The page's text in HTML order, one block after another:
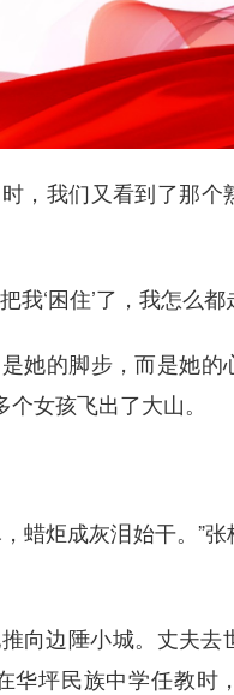
，我们又看到了那
‘困住’了，我怎么都
她的脚步，而是她
女孩飞出了大山。
蜡炬成灰泪始干。”
向边陲小城。丈夫
坪民族中学任教时